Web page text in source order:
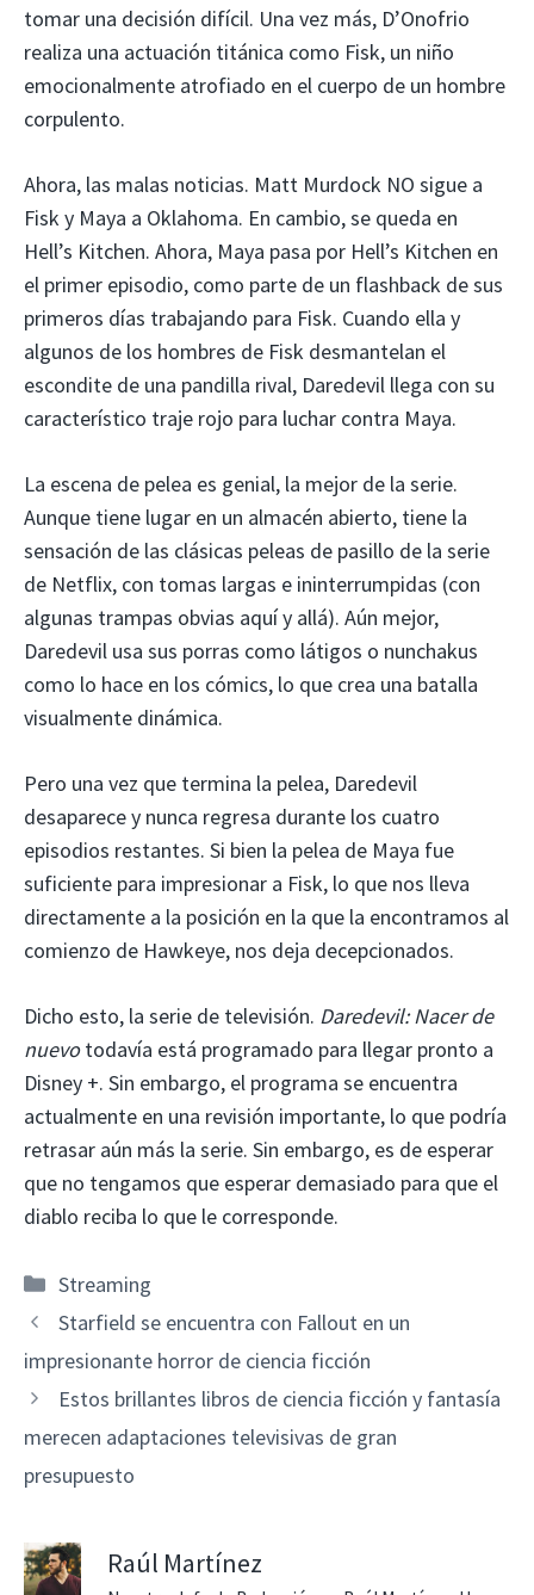
tomar una decisión difícil. Una vez más, D’Onofrio
realiza una actuación titánica como Fisk, un niño
emocionalmente atrofiado en el cuerpo de un hombre
corpulento.
Ahora, las malas noticias. Matt Murdock NO sigue a
Fisk y Maya a Oklahoma. En cambio, se queda en
Hell’s Kitchen. Ahora, Maya pasa por Hell’s Kitchen en
el primer episodio, como parte de un flashback de sus
primeros días trabajando para Fisk. Cuando ella y
algunos de los hombres de Fisk desmantelan el
escondite de una pandilla rival, Daredevil llega con su
característico traje rojo para luchar contra Maya.
La escena de pelea es genial, la mejor de la serie.
Aunque tiene lugar en un almacén abierto, tiene la
sensación de las clásicas peleas de pasillo de la serie
de Netflix, con tomas largas e ininterrumpidas (con
algunas trampas obvias aquí y allá). Aún mejor,
Daredevil usa sus porras como látigos o nunchakus
como lo hace en los cómics, lo que crea una batalla
visualmente dinámica.
Pero una vez que termina la pelea, Daredevil
desaparece y nunca regresa durante los cuatro
episodios restantes. Si bien la pelea de Maya fue
suficiente para impresionar a Fisk, lo que nos lleva
directamente a la posición en la que la encontramos al
comienzo de Hawkeye, nos deja decepcionados.
Dicho esto, la serie de televisión. Daredevil: Nacer de
nuevotodavía está programado para llegar pronto a
Disney +. Sin embargo, el programa se encuentra
actualmente en una revisión importante, lo que podría
retrasar aún más la serie. Sin embargo, es de esperar
que no tengamos que esperar demasiado para que el
diablo reciba lo que le corresponde.
Categorías
Streaming
Starfield se encuentra con Fallout en un
impresionante horror de ciencia ficción
Estos brillantes libros de ciencia ficción y fantasía
merecen adaptaciones televisivas de gran
presupuesto
Raúl Martínez